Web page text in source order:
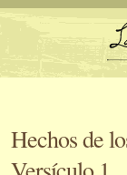
Hechos de